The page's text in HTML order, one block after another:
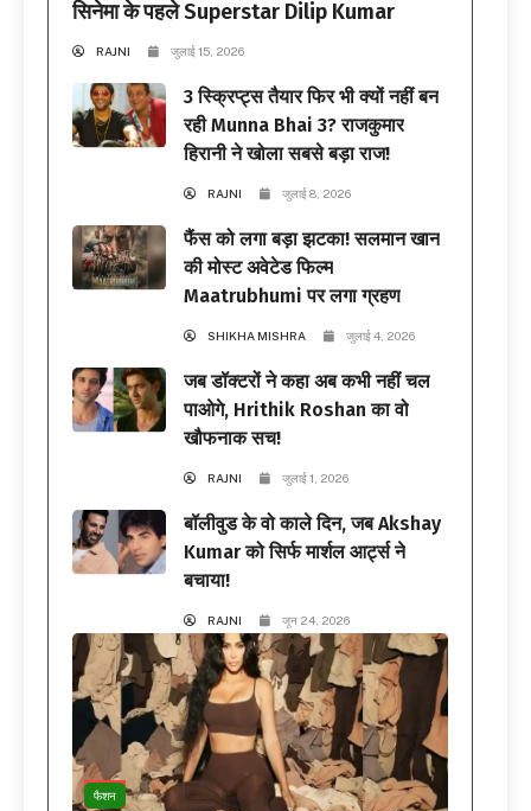
सिनेमा के पहले Superstar Dilip Kumar
RAJNI जुलाई 15, 2026
3 स्क्रिप्ट्स तैयार फिर भी क्यों नहीं बन
रही Munna Bhai 3? राजकुमार
हिरानी ने खोला सबसे बड़ा राज!
RAJNI जुलाई 8, 2026
फैंस को लगा बड़ा झटका! सलमान खान
की मोस्ट अवेटेड फिल्म
Maatrubhumi पर लगा ग्रहण
SHIKHA MISHRA जुलाई 4, 2026
जब डॉक्टरों ने कहा अब कभी नहीं चल
पाओगे, Hrithik Roshan का वो
खौफनाक सच!
RAJNI जुलाई 1, 2026
बॉलीवुड के वो काले दिन, जब Akshay
Kumar को सिर्फ मार्शल आर्ट्स ने
बचाया!
RAJNI जून 24, 2026
फैशन